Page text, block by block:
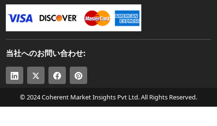
当社へのお問い合わせ:
© 2024 Coherent Market Insights Pvt Ltd. All Rights Reserved.